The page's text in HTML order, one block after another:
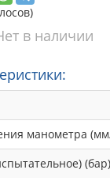
в наличии
манометра
(бар)